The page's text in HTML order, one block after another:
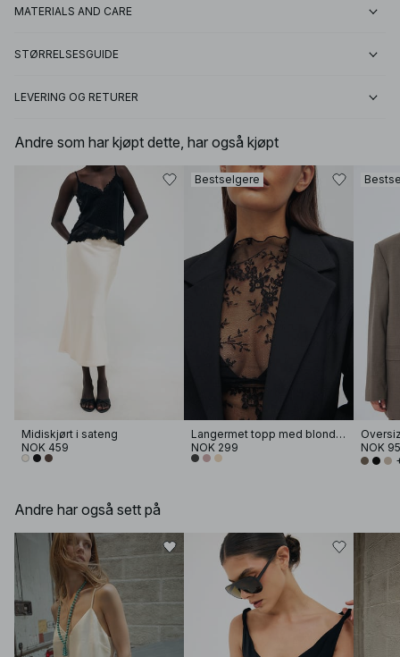
MATERIALS AND CARE
STØRRELSESGUIDE
LEVERING OG RETURER
Andre som har kjøpt dette, har også kjøpt
Midiskjørt i sateng
NOK 459
Bestselgere
Langermet topp med blonder
NOK 299
NOK
Andre har også sett på